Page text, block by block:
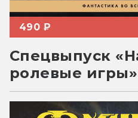
490 ₽
Спецвыпуск
ролевые игры»